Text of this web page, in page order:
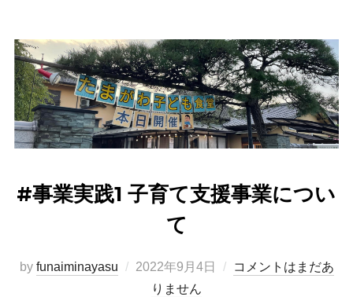
#事業実践1 子育て支援事業につい
て
by funaiminayasu
投
2022年9月4日
コメントはまだあ
りません